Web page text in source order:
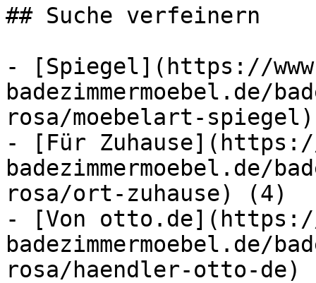
## Suche verfeinern
- [Spiegel](https://
badezimmermoebel.de/
rosa/moebelart-
- [Für Zuhause](https://
badezimmermoebel.de/
rosa/ort-zuhause) (4)
- [Von otto.de](https://
badezimmermoebel.de/
rosa/haendler-otto-de)